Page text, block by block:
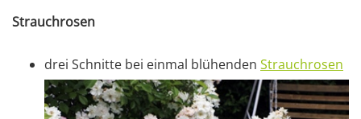
Strauchrosen
drei Schnitte bei einmal blühenden Strauchrosen